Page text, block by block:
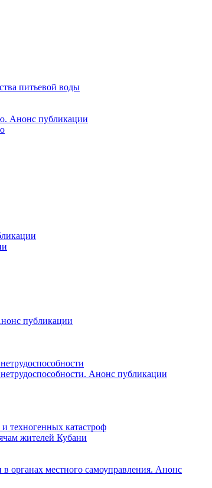
питьевой воды
Анонс публикации
публикации
Анонс публикации
техногенных катастроф
жителей Кубани
органах местного самоуправления. Анонс